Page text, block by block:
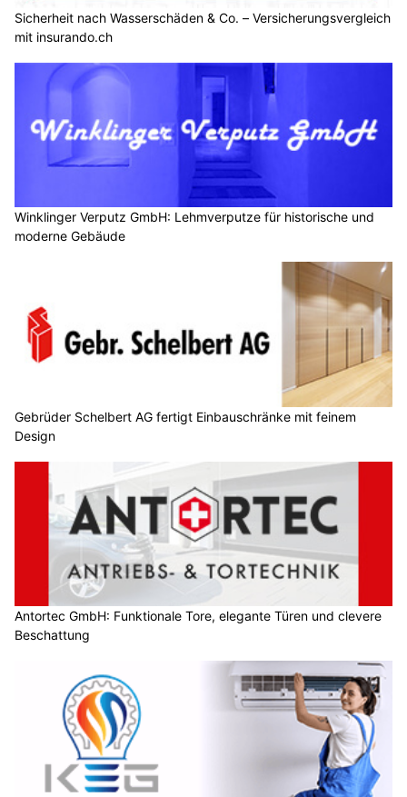
Sicherheit nach Wasserschäden & Co. – Versicherungsvergleich
mit insurando.ch
Winklinger Verputz GmbH: Lehmverputze für historische und
moderne Gebäude
Gebrüder Schelbert AG fertigt Einbauschränke mit feinem
Design
Antortec GmbH: Funktionale Tore, elegante Türen und clevere
Beschattung